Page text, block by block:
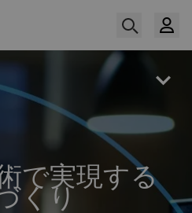
で実現する
くり